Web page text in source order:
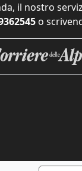
il nostro
o